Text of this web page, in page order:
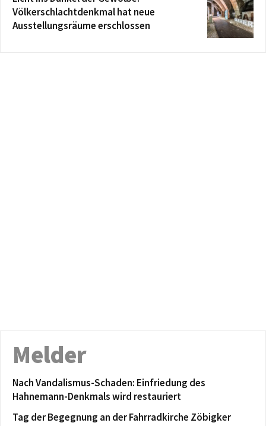
Völkerschlachtdenkmal hat neue
Ausstellungsräume erschlossen
Melder
Nach Vandalismus-Schaden: Einfriedung des
Hahnemann-Denkmals wird restauriert
Tag der Begegnung an der Fahrradkirche Zöbigker